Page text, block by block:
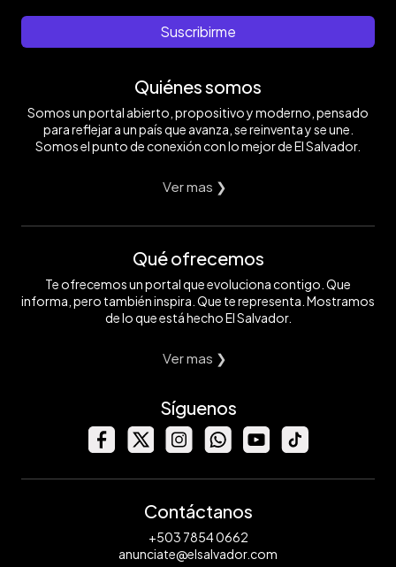
Suscribirme
Quiénes somos
Somos un portal abierto, propositivo y moderno, pensado
para reflejar a un país que avanza, se reinventa y se une.
Somos el punto de conexión con lo mejor de El Salvador.
Ver mas ❯
Qué ofrecemos
Te ofrecemos un portal que evoluciona contigo. Que
informa, pero también inspira. Que te representa. Mostramos
de lo que está hecho El Salvador.
Ver mas ❯
Síguenos
Contáctanos
+503 7854 0662
anunciate@elsalvador.com